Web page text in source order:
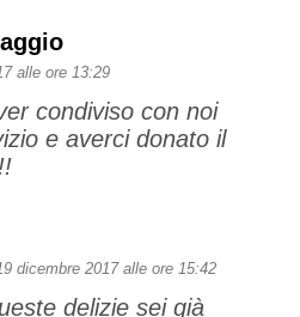
alle ore 13:29
condiviso con noi
e averci donato il
dicembre 2017 alle ore 15:42
delizie sei già